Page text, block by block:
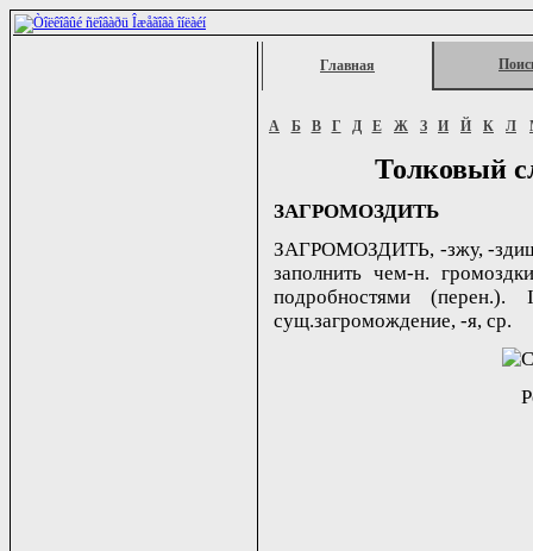
Главная
А Б В Г Д Е Ж З И Й К Л
Толковый
ЗАГРОМОЗДИТЬ
ЗАГРОМОЗДИТЬ, -зжу, -
заполнить чем-н.
подробностями
сущ.загромождение, -я, ср.